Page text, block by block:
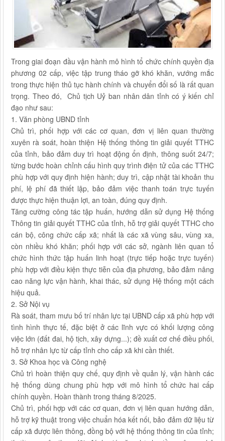
Trong giai đoạn đầu vận hành mô hình tổ chức chính quyền địa
phương 02 cấp, việc tập trung tháo gỡ khó khăn, vướng mắc
trong thực hiện thủ tục hành chính và chuyển đổi số là rất quan
trọng. Theo đó, Chủ tịch Uỷ ban nhân dân tỉnh có ý kiến chỉ
đạo như sau:
1. Văn phòng UBND tỉnh
Chủ trì, phối hợp với các cơ quan, đơn vị liên quan thường
xuyên rà soát, hoàn thiện Hệ thống thông tin giải quyết TTHC
của tỉnh, bảo đảm duy trì hoạt động ổn định, thông suốt 24/7;
từng bước hoàn chỉnh cấu hình quy trình điện tử của các TTHC
phù hợp với quy định hiện hành; duy trì, cập nhật tài khoản thu
phí, lệ phí đã thiết lập, bảo đảm việc thanh toán trực tuyến
được thực hiện thuận lợi, an toàn, đúng quy định.
Tăng cường công tác tập huấn, hướng dẫn sử dụng Hệ thống
Thông tin giải quyết TTHC của tỉnh, hỗ trợ giải quyết TTHC cho
cán bộ, công chức cấp xã; nhất là các xã vùng sâu, vùng xa,
còn nhiều khó khăn; phối hợp với các sở, ngành liên quan tổ
chức hình thức tập huấn linh hoạt (trực tiếp hoặc trực tuyến)
phù hợp với điều kiện thực tiễn của địa phương, bảo đảm nâng
cao năng lực vận hành, khai thác, sử dụng Hệ thống một cách
hiệu quả.
2. Sở Nội vụ
Rà soát, tham mưu bố trí nhân lực tại UBND cấp xã phù hợp với
tình hình thực tế, đặc biệt ở các lĩnh vực có khối lượng công
việc lớn (đất đai, hộ tịch, xây dựng...); đề xuất cơ chế điều phối,
hỗ trợ nhân lực từ cấp tỉnh cho cấp xã khi cần thiết.
3. Sở Khoa học và Công nghệ
Chủ trì hoàn thiện quy chế, quy định về quản lý, vận hành các
hệ thống dùng chung phù hợp với mô hình tổ chức hai cấp
chính quyền. Hoàn thành trong tháng 8/2025.
Chủ trì, phối hợp với các cơ quan, đơn vị liên quan hướng dẫn,
hỗ trợ kỹ thuật trong việc chuẩn hóa kết nối, bảo đảm dữ liệu từ
cấp xã được liên thông, đồng bộ với hệ thống thông tin của tỉnh;